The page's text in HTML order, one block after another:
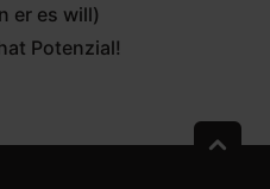
er es will)
Potenzial!